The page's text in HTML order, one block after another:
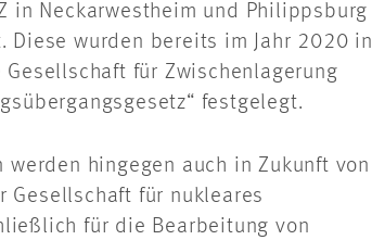
in Neckarwestheim und Philippsburg
wurden bereits im Jahr 2020 in
für Zwischenlagerung
festgelegt.
hingegen auch in Zukunft von
Gesellschaft für nukleares
für die Bearbeitung von